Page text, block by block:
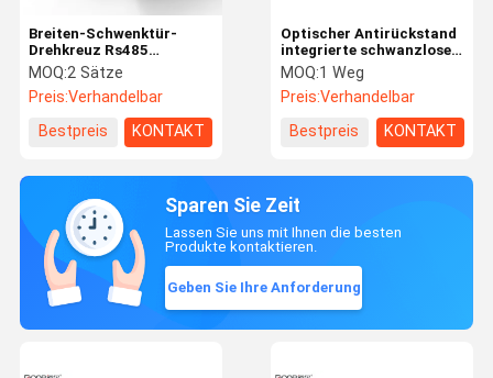
Breiten-Schwenktür-
Drehkreuz Rs485
1200mm für das
Kinderwagen-und
Rollstuhl-Überschreiten
MOQ:2 Sätze
Preis:Verhandelbar
Bestpreis
KONTAKT
Optischer Antirückstand
integrierte schwanzloses
Bewegungsschwingen-
Sperren-Tor IP54
MOQ:1 Weg
Preis:Verhandelbar
Bestpreis
KONTAKT
Sparen Sie Zeit
Lassen Sie uns mit Ihnen die besten
Produkte kontaktieren.
Geben Sie Ihre Anforderung